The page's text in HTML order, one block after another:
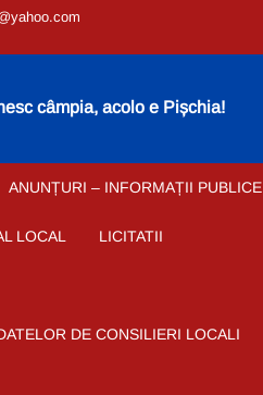
câmpia, acolo e Pișchia!
ANUNȚURI – INFORMAȚII PUBLICE
LOCAL LICITATII
DE CONSILIERI LOCALI